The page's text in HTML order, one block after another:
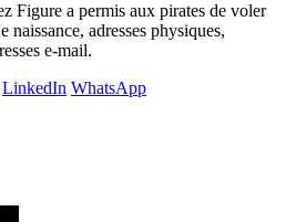
Figure a permis aux pirates de voler
naissance, adresses physiques,
e-mail.
LinkedIn WhatsApp